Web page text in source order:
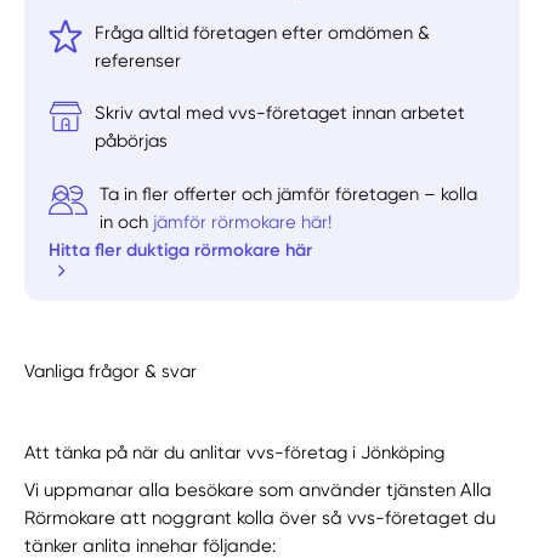
Fråga alltid företagen efter omdömen &
referenser
Skriv avtal med vvs-företaget innan arbetet
påbörjas
Ta in fler offerter och jämför företagen – kolla
in och jämför rörmokare här!
Hitta fler duktiga rörmokare här
Vanliga frågor & svar
Att tänka på när du anlitar vvs-företag i Jönköping
Vi uppmanar alla besökare som använder tjänsten Alla
Rörmokare att noggrant kolla över så vvs-företaget du
tänker anlita innehar följande: